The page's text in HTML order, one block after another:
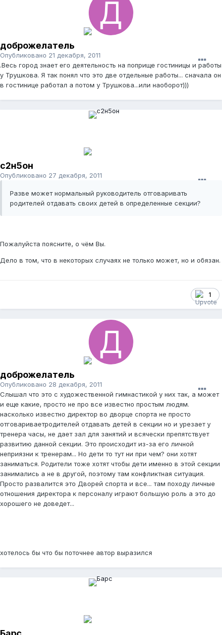
доброжелатель
Опубликовано 21 декабря, 2011
.Весь город знает его деятельность на поприще гостиницы и работы
у Трушкова. Я так понял что это две отдельные работы... сначала он
в гостинице работал а потом у Трушкова...или наоборот)))
с2н5он
Опубликовано 27 декабря, 2011
Разве может нормальный руководитель отговаривать
родителей отдавать своих детей в определенные секции?
Пожалуйста поясните, о чём Вы.
Дело в том, что в некоторых случаях не только может, но и обязан.
1
доброжелатель
Опубликовано 28 декабря, 2011
Слышал что это с художественной гимнастикой у них так, а может
и еще какие, просто не про все известно простым людям.
насколько известно директор во дворце спорта не просто
отговариваетродителей отдавать детей в секции но и урезает у
тренера часы, не дает зал для занятий и всячески препятствует
развитию данной секции. Это происходит из-за его личной
неприязни к тренерам... Но дети то тут ни при чем? они хотят
заниматься. Родители тоже хотят чтобы дети именно в этой секции
занимались а не в другой, поэтому там конфликтная ситуация.
Просто развалится это Дворей спорта и все... там походу личные
отношения директора к персоналу играют большую роль а это до
хорошего не доведет...
хотелось бы что бы поточнее автор выразился